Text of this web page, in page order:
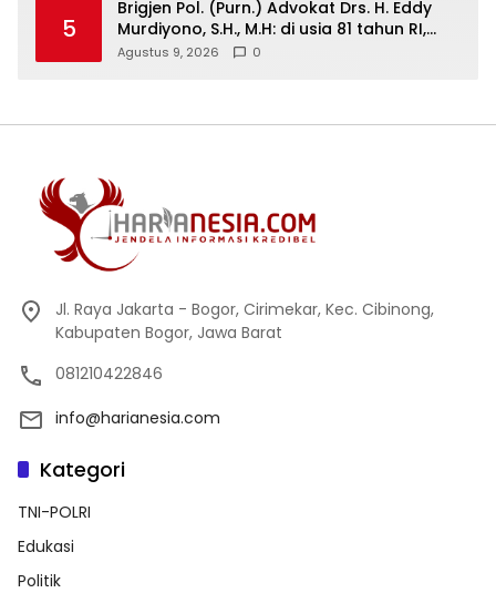
5
Brigjen Pol. (Purn.) Advokat Drs. H. Eddy
Murdiyono, S.H., M.H: di usia 81 tahun RI,
tegakkan supremasi hukum dan keadilan
Agustus 9, 2026 0
Jl. Raya Jakarta - Bogor, Cirimekar, Kec. Cibinong,
Kabupaten Bogor, Jawa Barat
081210422846
info@harianesia.com
Kategori
TNI-POLRI
Edukasi
Politik